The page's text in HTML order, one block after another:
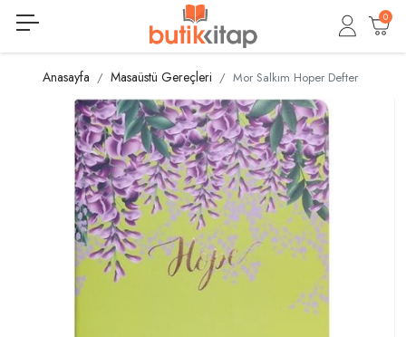
0
Anasayfa Masaüstü Gereçleri Mor Salkım Hoper Defter